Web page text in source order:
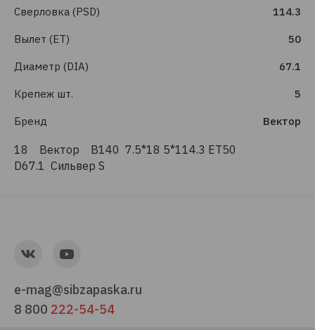
Сверловка (PSD) 114.3
Вылет (ET) 50
Диаметр (DIA) 67.1
Крепеж шт. 5
Бренд Вектор
18 Вектор B140 7.5*18 5*114.3 ET50
D67.1 Сильвер S
e-mag@sibzapaska.ru
8 800 222-54-54